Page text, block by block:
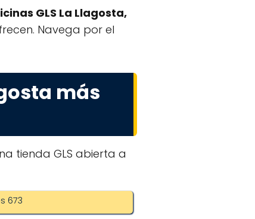
GLS La Llagosta,
Navega por el
más
tienda GLS abierta a
673